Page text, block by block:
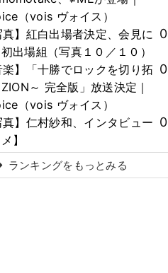
（vois ヴォイス）
真】紅白出場者決定、会見に
出場組（写真１０／１０）
0
楽】「十勝でロックを切り拓
～ 完全版」放送決定｜
（vois ヴォイス）
0
真】仁村紗和、インタビュー
】
0
ランキングをもっとみる